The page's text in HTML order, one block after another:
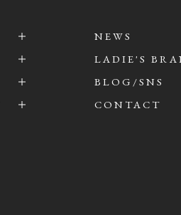
NEWS
LADIE'S
BLOG/SNS
CONTACT